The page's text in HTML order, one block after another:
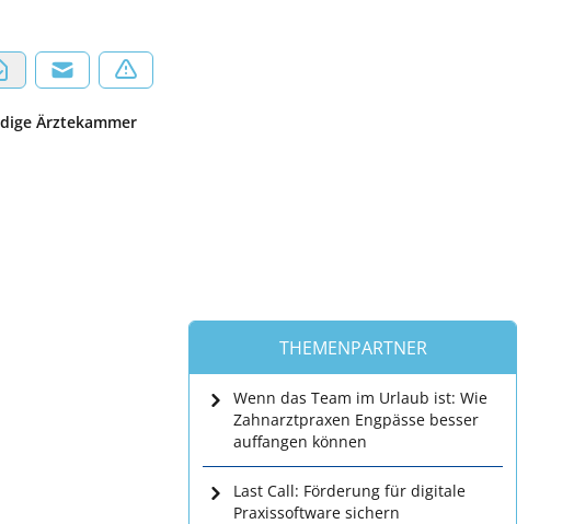
Ärztekammer
THEMENPARTNER
Wenn das Team im Urlaub ist: Wie
Zahnarztpraxen Engpässe besser
auffangen können
Last Call: Förderung für digitale
Praxissoftware sichern